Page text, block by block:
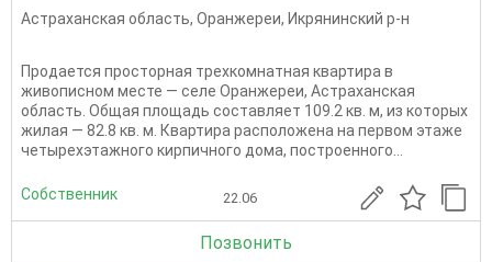
Астраханская область, Оранжереи, Икрянинский р-н
Продается просторная трехкомнатная квартира в
живописном месте — селе Оранжереи, Астраханская
область. Общая площадь составляет 109.2 кв. м, из которых
жилая — 82.8 кв. м. Квартира расположена на первом этаже
четырехэтажного кирпичного дома, построенного...
Собственник 22.06
Позвонить